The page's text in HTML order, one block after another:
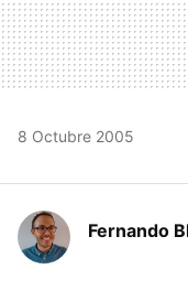
8 Octubre 2005
Fernando